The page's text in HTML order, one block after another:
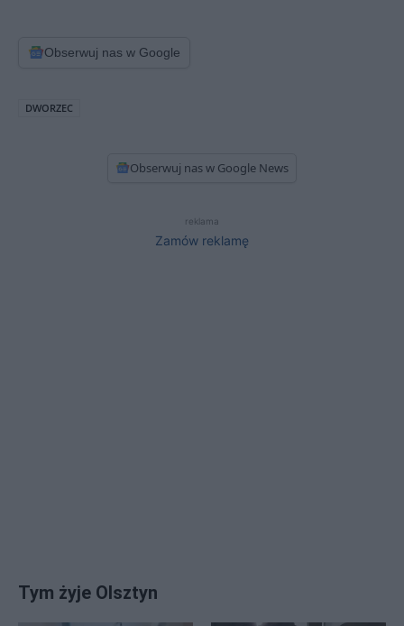
Obserwuj nas w Google
DWORZEC
Obserwuj nas w Google News
reklama
Zamów reklamę
Tym żyje Olsztyn